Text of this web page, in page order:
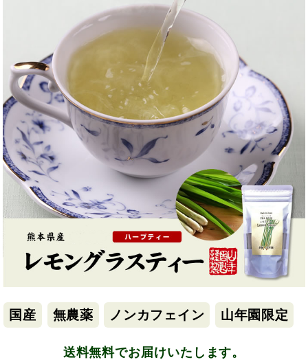
国産 無農薬 ノンカフェイン 山年園限定
送料無料でお届けいたします。